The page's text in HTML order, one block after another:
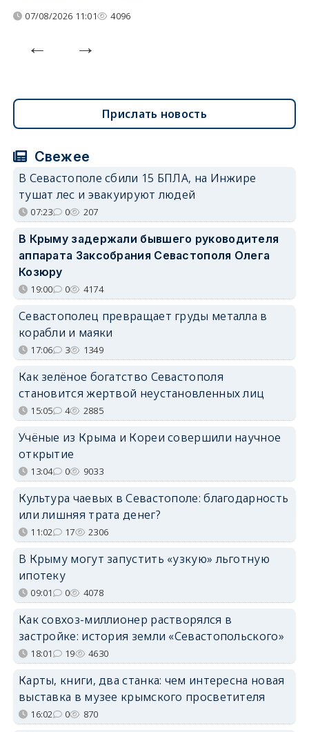
07/08/2026 11:01 4096
Прислать новость
Свежее
В Севастополе сбили 15 БПЛА, на Инжире
тушат лес и эвакуируют людей
07:23 0 207
В Крыму задержали бывшего руководителя
аппарата Заксобрания Севастополя Олега
Козюру
19:00 0 4174
Севастополец превращает груды металла в
корабли и маяки
17:06 3 1349
Как зелёное богатство Севастополя
становится жертвой неустановленных лиц
15:05 4 2885
Учёные из Крыма и Кореи совершили научное
открытие
13:04 0 9033
Культура чаевых в Севастополе: благодарность
или лишняя трата денег?
11:02 17 2306
В Крыму могут запустить «узкую» льготную
ипотеку
09:01 0 4078
Как совхоз-миллионер растворялся в
застройке: история земли «Севастопольского»
18:01 19 4630
Карты, книги, два станка: чем интересна новая
выставка в музее крымского просветителя
16:02 0 870